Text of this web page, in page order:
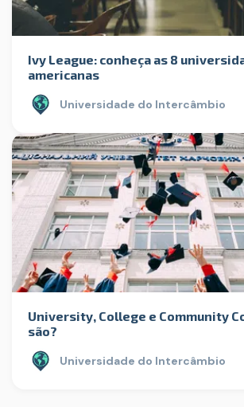
Ivy League: conheça as 8
americanas
Universidade do Intercâmbio
University, College e Community
são?
Universidade do Intercâmbio